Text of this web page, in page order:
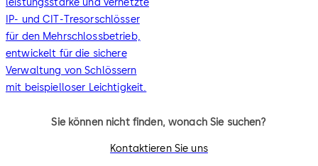
IP- und CIT-Tresorschlösser
für den Mehrschlossbetrieb,
entwickelt für die sichere
Verwaltung von Schlössern
mit beispielloser Leichtigkeit.
Sie können nicht finden, wonach Sie suchen?
Kontaktieren Sie uns